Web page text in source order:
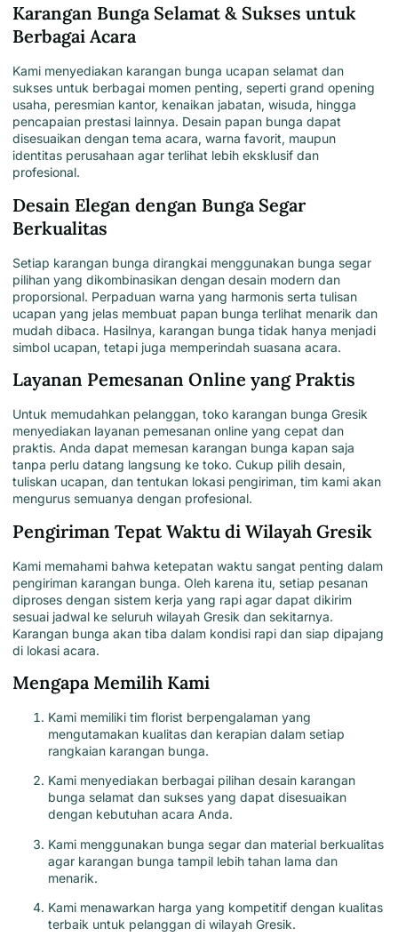
Karangan Bunga Selamat & Sukses untuk
Berbagai Acara
Kami menyediakan karangan bunga ucapan selamat dan
sukses untuk berbagai momen penting, seperti grand opening
usaha, peresmian kantor, kenaikan jabatan, wisuda, hingga
pencapaian prestasi lainnya. Desain papan bunga dapat
disesuaikan dengan tema acara, warna favorit, maupun
identitas perusahaan agar terlihat lebih eksklusif dan
profesional.
Desain Elegan dengan Bunga Segar
Berkualitas
Setiap karangan bunga dirangkai menggunakan bunga segar
pilihan yang dikombinasikan dengan desain modern dan
proporsional. Perpaduan warna yang harmonis serta tulisan
ucapan yang jelas membuat papan bunga terlihat menarik dan
mudah dibaca. Hasilnya, karangan bunga tidak hanya menjadi
simbol ucapan, tetapi juga memperindah suasana acara.
Layanan Pemesanan Online yang Praktis
Untuk memudahkan pelanggan, toko karangan bunga Gresik
menyediakan layanan pemesanan online yang cepat dan
praktis. Anda dapat memesan karangan bunga kapan saja
tanpa perlu datang langsung ke toko. Cukup pilih desain,
tuliskan ucapan, dan tentukan lokasi pengiriman, tim kami akan
mengurus semuanya dengan profesional.
Pengiriman Tepat Waktu di Wilayah Gresik
Kami memahami bahwa ketepatan waktu sangat penting dalam
pengiriman karangan bunga. Oleh karena itu, setiap pesanan
diproses dengan sistem kerja yang rapi agar dapat dikirim
sesuai jadwal ke seluruh wilayah Gresik dan sekitarnya.
Karangan bunga akan tiba dalam kondisi rapi dan siap dipajang
di lokasi acara.
Mengapa Memilih Kami
Kami memiliki tim florist berpengalaman yang
mengutamakan kualitas dan kerapian dalam setiap
rangkaian karangan bunga.
Kami menyediakan berbagai pilihan desain karangan
bunga selamat dan sukses yang dapat disesuaikan
dengan kebutuhan acara Anda.
Kami menggunakan bunga segar dan material berkualitas
agar karangan bunga tampil lebih tahan lama dan
menarik.
Kami menawarkan harga yang kompetitif dengan kualitas
terbaik untuk pelanggan di wilayah Gresik.